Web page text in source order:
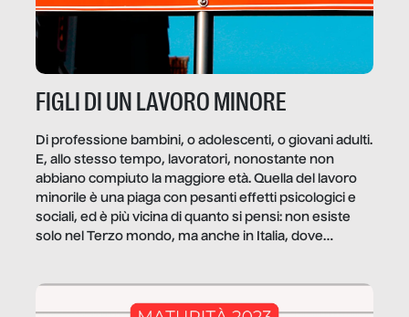
FIGLI DI UN LAVORO MINORE
Di professione bambini, o adolescenti, o giovani adulti.
E, allo stesso tempo, lavoratori, nonostante non
abbiano compiuto la maggiore età. Quella del lavoro
minorile è una piaga con pesanti effetti psicologici e
sociali, ed è più vicina di quanto si pensi: non esiste
solo nel Terzo mondo, ma anche in Italia, dove